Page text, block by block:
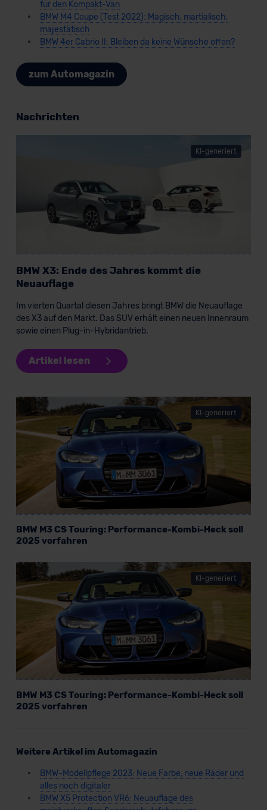
für den Kompakt-Van
BMW M4 Coupe (Test 2022): Magisch, martialisch,
majestätisch
BMW 4er Cabrio II: Bleiben da keine Wünsche offen?
zum Automagazin
Nachrichten
KI-generiert
BMW X3: Ende des Jahres kommt die
Neuauflage
Im vierten Quartal diesen Jahres bringt BMW die Neuauflage
des X3 auf den Markt. Das SUV erhält einen neuen Innenraum
sowie einen Plug-in-Hybridantrieb.
Artikel lesen
KI-generiert
BMW M3 CS Touring: Performance-Kombi-Heck soll
2025 vorfahren
KI-generiert
BMW M3 CS Touring: Performance-Kombi-Heck soll
2025 vorfahren
Weitere Artikel im Automagazin
BMW-Modellpflege 2023: Neue Farbe, neue Räder und
alles noch digitaler
BMW X5 Protection VR6: Neuauflage des